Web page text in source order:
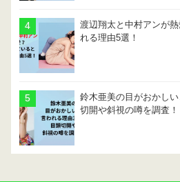
渡辺翔太と中村アンが
れる理由5選！
鈴木亜美の目がおかし
切開や斜視の噂を調査！